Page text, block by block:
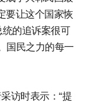
要让这个国家恢
统的追诉案很可
国民之力的每一
访时表示：“提